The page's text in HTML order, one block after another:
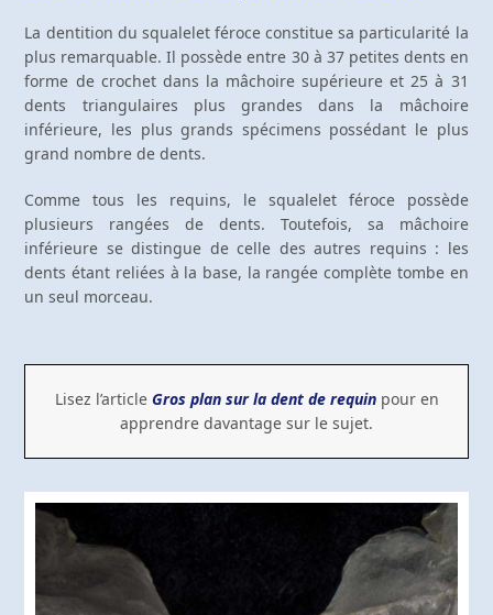
La dentition du squalelet féroce constitue sa particularité la
plus remarquable. Il possède entre 30 à 37 petites dents en
forme de crochet dans la mâchoire supérieure et 25 à 31
dents triangulaires plus grandes dans la mâchoire
inférieure, les plus grands spécimens possédant le plus
grand nombre de dents.
Comme tous les requins, le squalelet féroce possède
plusieurs rangées de dents. Toutefois, sa mâchoire
inférieure se distingue de celle des autres requins : les
dents étant reliées à la base, la rangée complète tombe en
un seul morceau.
Lisez l’article Gros plan sur la dent de requinpour en
apprendre davantage sur le sujet.